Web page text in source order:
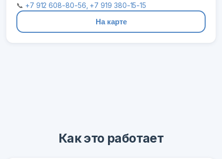
📞 +7 912 608-80-56, +7 919 380-15-15
На карте
Как это работает